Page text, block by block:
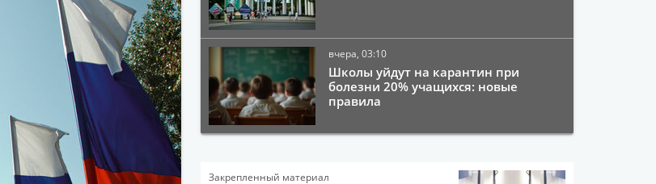
вчера, 03:10
Школы уйдут на карантин при
болезни 20% учащихся: новые
правила
Закрепленный материал